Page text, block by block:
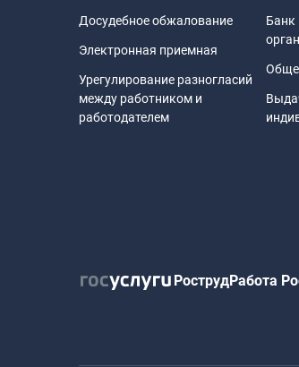
Досудебное обжалование
Электронная приемная
Урегулирование разногласий
между работником и
работодателем
Банк
РострудРабота